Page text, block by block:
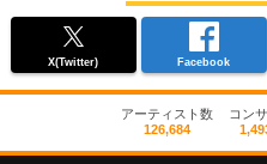
X(Twitter) Facebook
アーティスト数
126,684
コン